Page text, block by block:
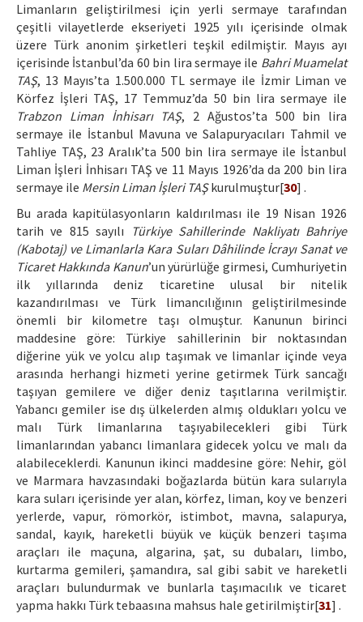
Limanların geliştirilmesi için yerli sermaye tarafından
çeşitli vilayetlerde ekseriyeti 1925 yılı içerisinde olmak
üzere Türk anonim şirketleri teşkil edilmiştir. Mayıs ayı
içerisinde İstanbul’da 60 bin lira sermaye ile Bahri Muamelat
TAŞ, 13 Mayıs’ta 1.500.000 TL sermaye ile İzmir Liman ve
Körfez İşleri TAŞ, 17 Temmuz’da 50 bin lira sermaye ile
Trabzon Liman İnhisarı TAŞ, 2 Ağustos’ta 500 bin lira
sermaye ile İstanbul Mavuna ve Salapuryacıları Tahmil ve
Tahliye TAŞ, 23 Aralık’ta 500 bin lira sermaye ile İstanbul
Liman İşleri İnhisarı TAŞ ve 11 Mayıs 1926’da da 200 bin lira
sermaye ile Mersin Liman İşleri TAŞkurulmuştur[30] .
Bu arada kapitülasyonların kaldırılması ile 19 Nisan 1926
tarih ve 815 sayılı
Türkiye Sahillerinde Nakliyatı Bahriye
(Kabotaj) ve Limanlarla Kara Suları Dâhilinde İcrayı Sanat ve
Ticaret Hakkında Kanun’un yürürlüğe girmesi, Cumhuriyetin
ilk yıllarında deniz ticaretine ulusal bir nitelik
kazandırılması ve Türk limancılığının geliştirilmesinde
önemli bir kilometre taşı olmuştur. Kanunun birinci
maddesine göre: Türkiye sahillerinin bir noktasından
diğerine yük ve yolcu alıp taşımak ve limanlar içinde veya
arasında herhangi hizmeti yerine getirmek Türk sancağı
taşıyan gemilere ve diğer deniz taşıtlarına verilmiştir.
Yabancı gemiler ise dış ülkelerden almış oldukları yolcu ve
malı Türk limanlarına taşıyabilecekleri gibi Türk
limanlarından yabancı limanlara gidecek yolcu ve malı da
alabileceklerdi. Kanunun ikinci maddesine göre: Nehir, göl
ve Marmara havzasındaki boğazlarda bütün kara sularıyla
kara suları içerisinde yer alan, körfez, liman, koy ve benzeri
yerlerde, vapur, römorkör, istimbot, mavna, salapurya,
sandal, kayık, hareketli büyük ve küçük benzeri taşıma
araçları ile maçuna, algarina, şat, su dubaları, limbo,
kurtarma gemileri, şamandıra, sal gibi sabit ve hareketli
araçları bulundurmak ve bunlarla taşımacılık ve ticaret
yapma hakkı Türk tebaasına mahsus hale getirilmiştir[31] .